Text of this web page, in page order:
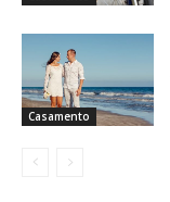
Casamento